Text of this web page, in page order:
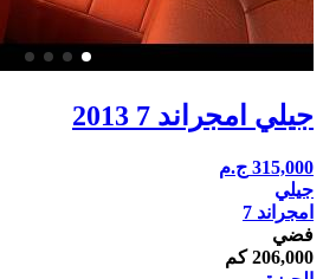
جيلي امجراند 7 2013
315,000 ج.م
جيلي
امجراند 7
فضي
206,000 كم